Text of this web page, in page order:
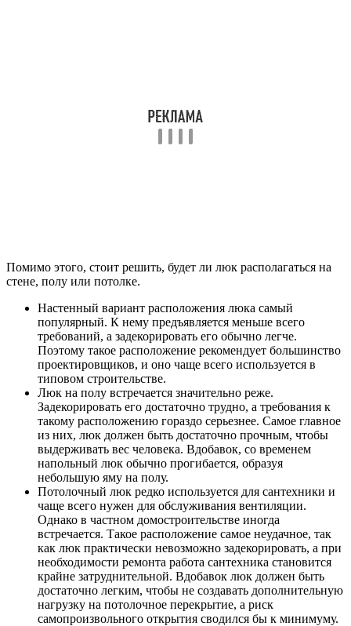
Помимо этого, стоит решить, будет ли люк располагаться на
стене, полу или потолке.
Настенный вариант расположения люка самый
популярный. К нему предъявляется меньше всего
требований, а задекорировать его обычно легче.
Поэтому такое расположение рекомендует большинство
проектировщиков, и оно чаще всего используется в
типовом строительстве.
Люк на полу встречается значительно реже.
Задекорировать его достаточно трудно, а требования к
такому расположению гораздо серьезнее. Самое главное
из них, люк должен быть достаточно прочным, чтобы
выдерживать вес человека. Вдобавок, со временем
напольный люк обычно прогибается, образуя
небольшую яму на полу.
Потолочный люк редко используется для сантехники и
чаще всего нужен для обслуживания вентиляции.
Однако в частном домостроительстве иногда
встречается. Такое расположение самое неудачное, так
как люк практически невозможно задекорировать, а при
необходимости ремонта работа сантехника становится
крайне затруднительной. Вдобавок люк должен быть
достаточно легким, чтобы не создавать дополнительную
нагрузку на потолочное перекрытие, а риск
самопроизвольного открытия сводился бы к минимуму.